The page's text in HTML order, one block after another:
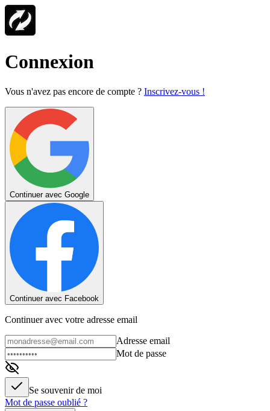
Connexion
Vous n'avez pas encore de compte ? Inscrivez-vous !
Continuer avec Google
Continuer avec Facebook
Continuer avec votre adresse email
Adresse email
Mot de passe
Se souvenir de moi
Mot de passe oublié ?